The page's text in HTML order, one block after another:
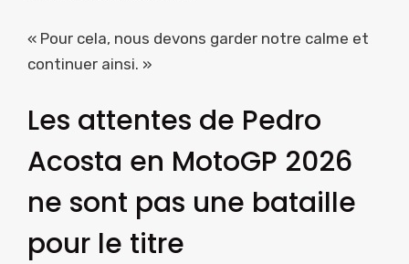
« Pour cela, nous devons garder notre calme et
continuer ainsi. »
Les attentes de Pedro
Acosta en MotoGP 2026
ne sont pas une bataille
pour le titre